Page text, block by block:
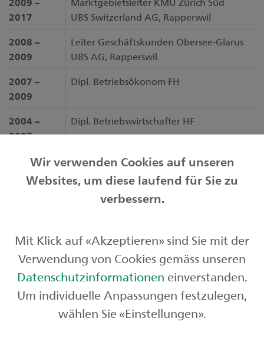
2017
UBS Switzerland AG, Rapperswil
2008 –
2009
Leiter Geschäftskunden Obersee-Glarus
UBS AG, Rapperswil
2007 –
2009
Dipl. Betriebsökonom FH
2004 –
2007
Dipl. Betriebswirtschafter HF
Privatkunden
Börse und Märkte
Über uns
Wir verwenden Cookies auf unseren
Websites, um diese laufend für Sie zu
verbessern.
Mit Klick auf «Akzeptieren» sind Sie mit der
Verwendung von Cookies gemäss unseren
Datenschutzinformationen einverstanden.
Um individuelle Anpassungen festzulegen,
wählen Sie «Einstellungen».